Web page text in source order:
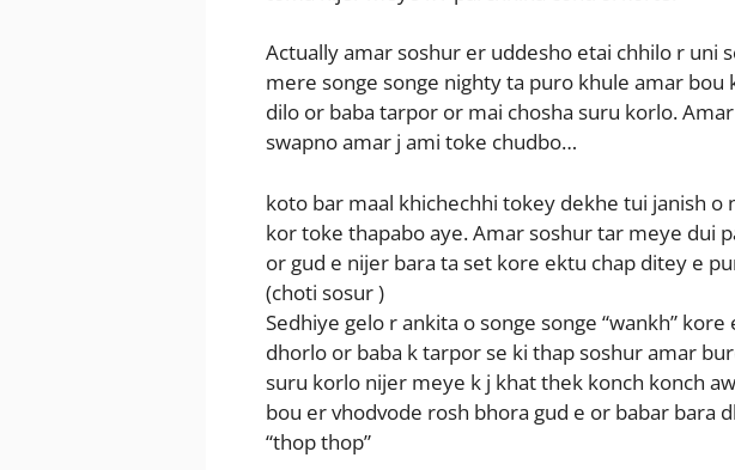
Actually amar soshur er uddesho etai chhilo r uni
mere songe songe nighty ta puro khule amar bou
dilo or baba tarpor or mai chosha suru korlo.
swapno amar j ami toke chudbo…
koto bar maal khichechhi tokey dekhe tui janish o
kor toke thapabo aye. Amar soshur tar meye dui
or gud e nijer bara ta set kore ektu chap ditey e
(choti sosur )
Sedhiye gelo r ankita o songe songe “wankh”
dhorlo or baba k tarpor se ki thap soshur amar
suru korlo nijer meye k j khat thek konch konch
bou er vhodvode rosh bhora gud e or babar bara
“thop thop”